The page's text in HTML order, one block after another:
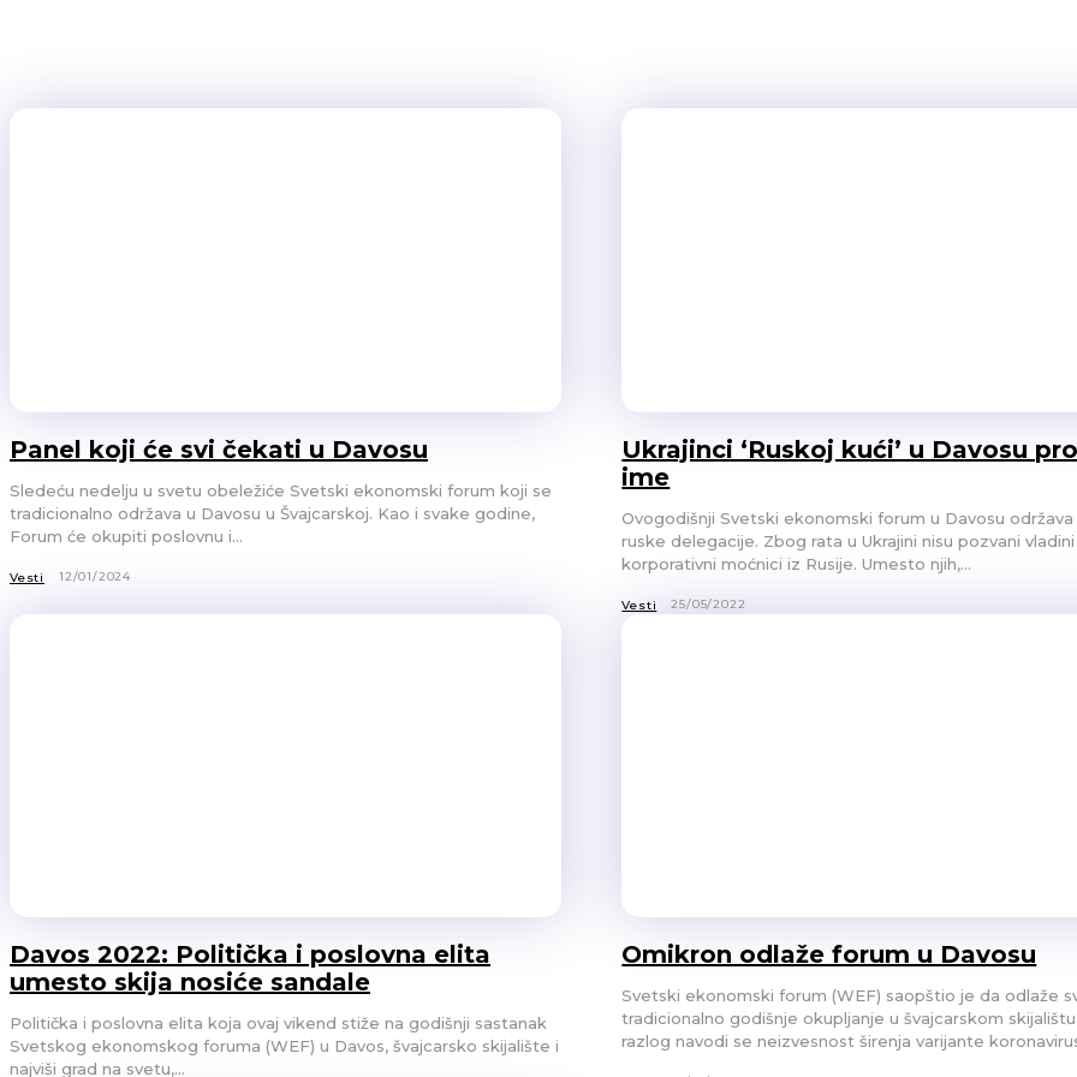
Panel koji će svi čekati u Davosu
Sledeću nedelju u svetu obeležiće Svetski ekonomski forum koji se
tradicionalno održava u Davosu u Švajcarskoj. Kao i svake godine,
Forum će okupiti poslovnu i...
Vesti 12/01/2024
Ukrajinci ‘Ruskoj kući’ u Davosu
ime
Ovogodišnji Svetski ekonomski forum u Davosu
ruske delegacije. Zbog rata u Ukrajini nisu pozvani
korporativni moćnici iz Rusije. Umesto njih,...
Vesti 25/05/2022
Davos 2022: Politička i poslovna elita
umesto skija nosiće sandale
Politička i poslovna elita koja ovaj vikend stiže na godišnji sastanak
Svetskog ekonomskog foruma (WEF) u Davos, švajcarsko skijalište i
najviši grad na svetu,...
Omikron odlaže forum u Davosu
Svetski ekonomski forum (WEF) saopštio je da odlaže
tradicionalno godišnje okupljanje u švajcarskom skijalištu
razlog navodi se neizvesnost širenja varijante